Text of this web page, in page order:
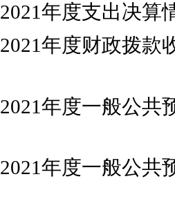
2021年度支出决算
2021年度财政拨款
2021年度一般公共
2021年度一般公共